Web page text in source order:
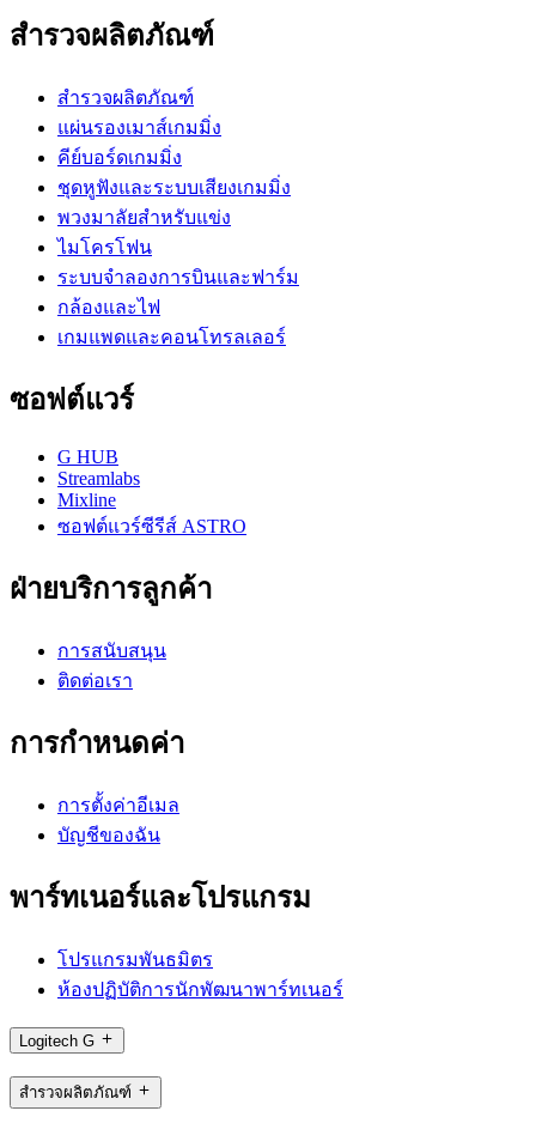
สำรวจผลิตภัณฑ์
สำรวจผลิตภัณฑ์
แผ่นรองเมาส์เกมมิ่ง
คีย์บอร์ดเกมมิ่ง
ชุดหูฟังและระบบเสียงเกมมิ่ง
พวงมาลัยสำหรับแข่ง
ไมโครโฟน
ระบบจำลองการบินและฟาร์ม
กล้องและไฟ
เกมแพดและคอนโทรลเลอร์
ซอฟต์แวร์
G HUB
Streamlabs
Mixline
ซอฟต์แวร์ซีรีส์ ASTRO
ฝ่ายบริการลูกค้า
การสนับสนุน
ติดต่อเรา
การกำหนดค่า
การตั้งค่าอีเมล
บัญชีของฉัน
พาร์ทเนอร์และโปรแกรม
โปรแกรมพันธมิตร
ห้องปฏิบัติการนักพัฒนาพาร์ทเนอร์
Logitech G
สำรวจผลิตภัณฑ์